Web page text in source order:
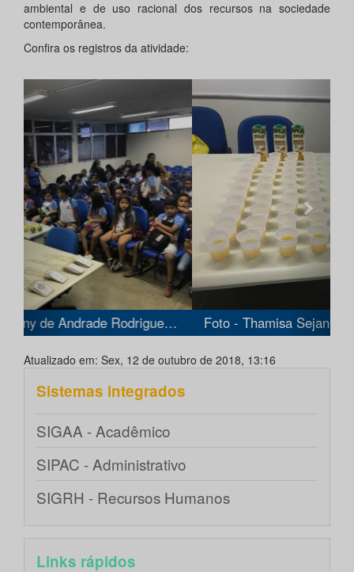
ambiental e de uso racional dos recursos na sociedade
contemporânea.
Confira os registros da atividade:
Anterior
Foto - Thamisa Sejanny de Andrade Rodrigues - Téc. em Assuntos Educacionais
Atualizado em: Sex, 12 de outubro de 2018, 13:16
Sistemas integrados
SIGAA - Acadêmico
SIPAC - Administrativo
SIGRH - Recursos Humanos
Links rápidos